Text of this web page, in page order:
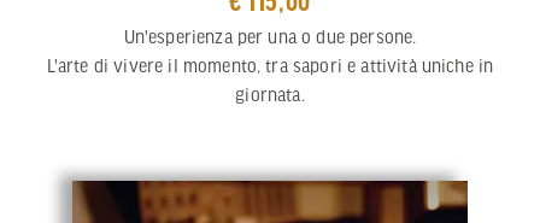
Un'esperienza per una o due persone.
L'arte di vivere il momento, tra sapori e attività uniche in
giornata.